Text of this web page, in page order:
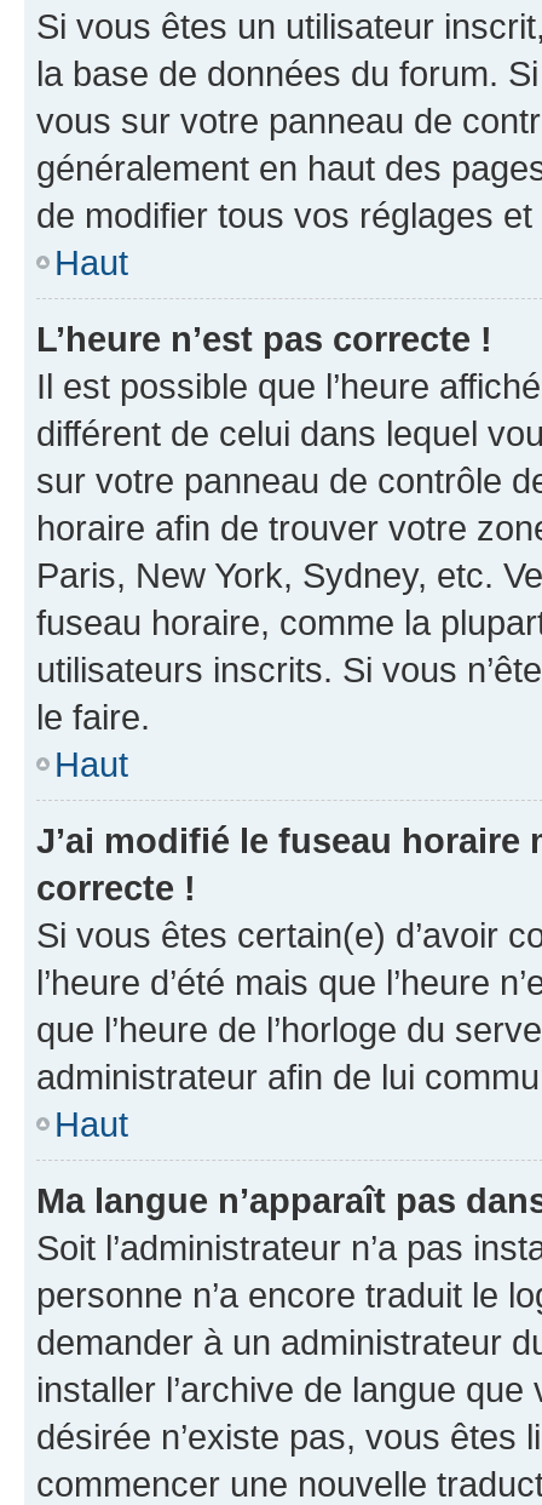
Si vous êtes un utilisateur
la base de données du forum.
vous sur votre panneau de
généralement en haut des
de modifier tous vos réglages
Haut
L’heure n’est pas correcte !
Il est possible que l’heure
différent de celui dans lequel
sur votre panneau de contrôle
horaire afin de trouver votre
Paris, New York, Sydney, etc.
fuseau horaire, comme la
utilisateurs inscrits. Si vous
le faire.
Haut
J’ai modifié le fuseau horaire
correcte !
Si vous êtes certain(e) d’avoir
l’heure d’été mais que l’heure
que l’heure de l’horloge du
administrateur afin de lui
Haut
Ma langue n’apparaît pas
Soit l’administrateur n’a pas
personne n’a encore traduit le
demander à un administrateur
installer l’archive de langue
désirée n’existe pas, vous êtes
commencer une nouvelle